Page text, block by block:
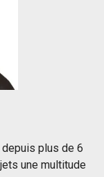
plus de 6
une multitude